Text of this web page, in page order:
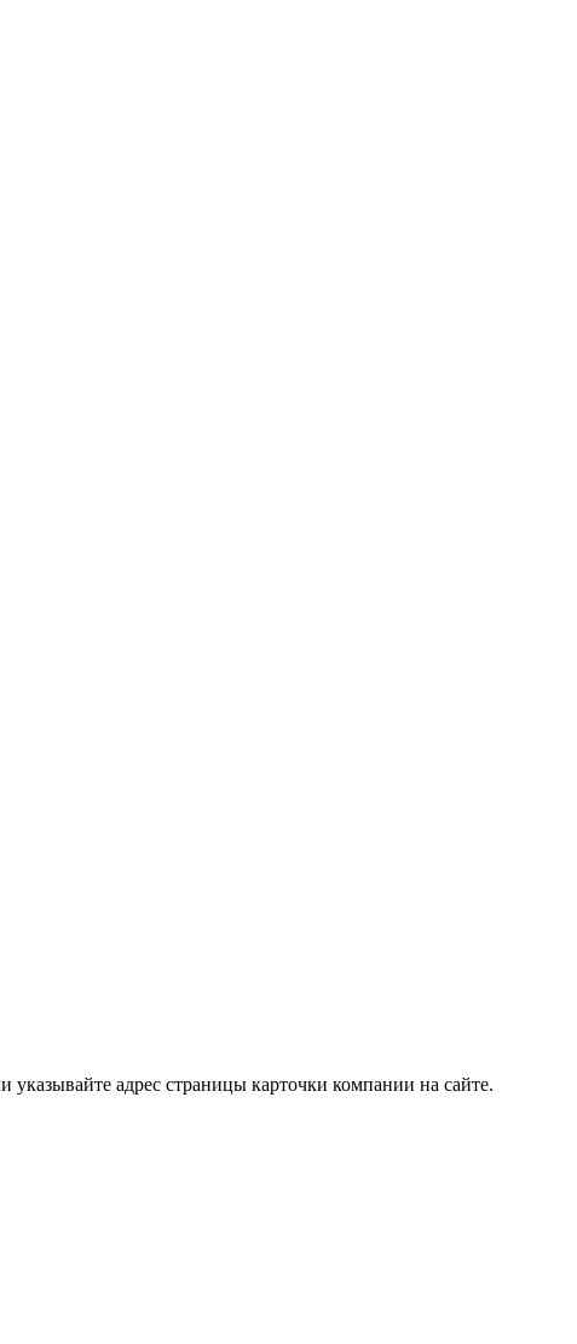
указывайте адрес страницы карточки компании на сайте.